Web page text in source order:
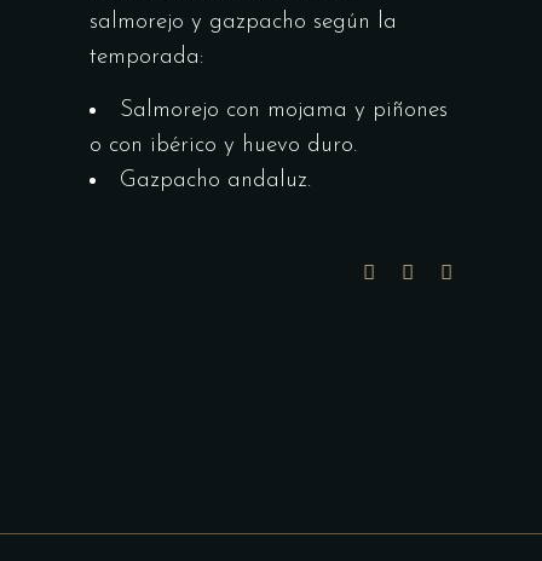
salmorejo y gazpacho según la
temporada:
Salmorejo con mojama y piñones
o con ibérico y huevo duro.
Gazpacho andaluz.